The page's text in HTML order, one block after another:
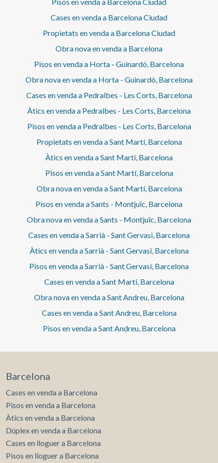
Cases en venda a Barcelona Ciudad
Propietats en venda a Barcelona Ciudad
Obra nova en venda a Barcelona
Pisos en venda a Horta - Guinardó, Barcelona
Obra nova en venda a Horta - Guinardó, Barcelona
Cases en venda a Pedralbes - Les Corts, Barcelona
Àtics en venda a Pedralbes - Les Corts, Barcelona
Pisos en venda a Pedralbes - Les Corts, Barcelona
Propietats en venda a Sant Martí, Barcelona
Àtics en venda a Sant Martí, Barcelona
Pisos en venda a Sant Martí, Barcelona
Obra nova en venda a Sant Martí, Barcelona
Pisos en venda a Sants - Montjuïc, Barcelona
Obra nova en venda a Sants - Montjuïc, Barcelona
Cases en venda a Sarrià - Sant Gervasi, Barcelona
Àtics en venda a Sarrià - Sant Gervasi, Barcelona
Pisos en venda a Sarrià - Sant Gervasi, Barcelona
Cases en venda a Sant Martí, Barcelona
Obra nova en venda a Sant Andreu, Barcelona
Cases en venda a Sant Andreu, Barcelona
Pisos en venda a Sant Andreu, Barcelona
Barcelona
Cases en venda a Barcelona
Pisos en venda a Barcelona
Àtics en venda a Barcelona
Dúplex en venda a Barcelona
Cases en lloguer a Barcelona
Pisos en lloguer a Barcelona